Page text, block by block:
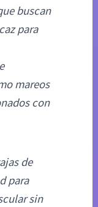
buscan
para
mareos
con
de
para
sin